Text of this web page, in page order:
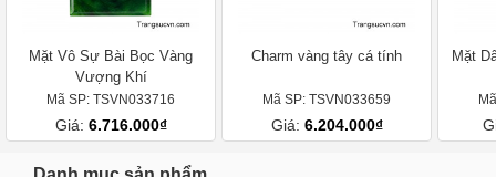
Mặt Vô Sự Bài Bọc Vàng
Vượng Khí
Giá:6.716.000₫ Giá:6.204.000₫